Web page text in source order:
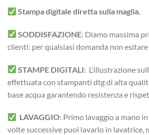
Stampa digitale diretta sulla maglia.
SODDISFAZIONE: Diamo massima
clienti: per qualsiasi domanda non
STAMPE DIGITALI: L’illustrazione
effettuata con stampanti dtg di alta
base acqua garantendo resistenza e
LAVAGGIO: Primo lavaggio a mano
volte successive puoi lavarlo in lavatrice,